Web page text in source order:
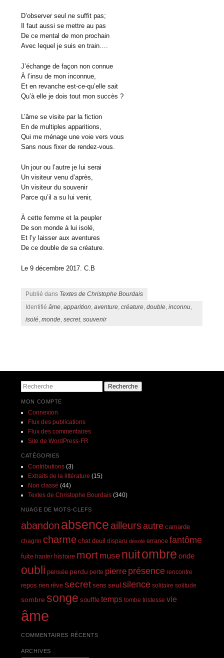
D’observer seul ne suffit pas;
Il faut aussi se mettre au pas
De ce mental de mon prochain
Avec lequel je suis en train….
J’échange de façon non connue
À l’insu de mon inconnue,
Et en revanche est-ce-qu’elle sait
Qu’à elle je dois tout mon succès ?
L’âme se visite par la fiction
En de multiples apparitions,
Qui me ménage une voie vers vous
Sans nous fixer de rendez-vous.
Un jour ou l’autre je lui serai
Un visiteur venu d’après,
Un visiteur du souvenir
Parce qu’il a su lui venir,
À cette femme et la peupler
De son monde à lui isolé,
Et l’y laisser aux aventures
De ce double de sa créature.
Le 9 décembre 2017. C.B
Publié dans Textes de Christophe Bourdais
Identifiéâme,apparition,aventure,créature,double,inconnu,
isolé,monde,secret,souvenir
Recherche
MON COMPTE
Connexion
Flux des publications
Flux des commentaires
Site de WordPress-FR
CATÉGORIES
Contributions(3)
Extraits de la littérature (15)
Non classé (44)
Textes de Christophe Bourdais(340)
NUAGE DE MOTS-CLEFS
abandon absence ailleursautre camarde
chagrin charme chat deuil disparu désolé errance fantôme
fuite hanter histoire mort muse nuitombre onde
oubli pensée perdu perte pierre présence rencontre
repos rien rêve secret sens seul silence solitaire solitude
sombre songe souffle temps tombe tristesse vie
âme
COMMENTAIRES RÉCENTS
ARCHIVES